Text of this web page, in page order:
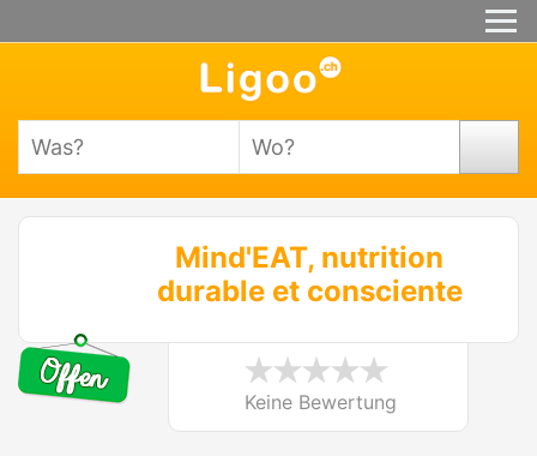
Mind'EAT, nutrition
durable et consciente
Keine Bewertung